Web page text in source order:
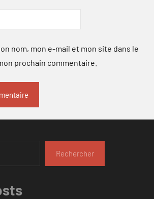
nom, mon e-mail et mon site dans le
prochain commentaire.
Rechercher